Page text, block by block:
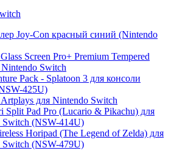
Joy-Con красный синий (Nintendo
Screen Pro+ Premium Tempered
Switch
Pack - Splatoon 3 для консоли
425U)
для Nintendo Switch
Split Pad Pro (Lucario & Pikachu) для
Switch (NSW-414U)
Horipad (The Legend of Zelda) для
Switch (NSW-479U)